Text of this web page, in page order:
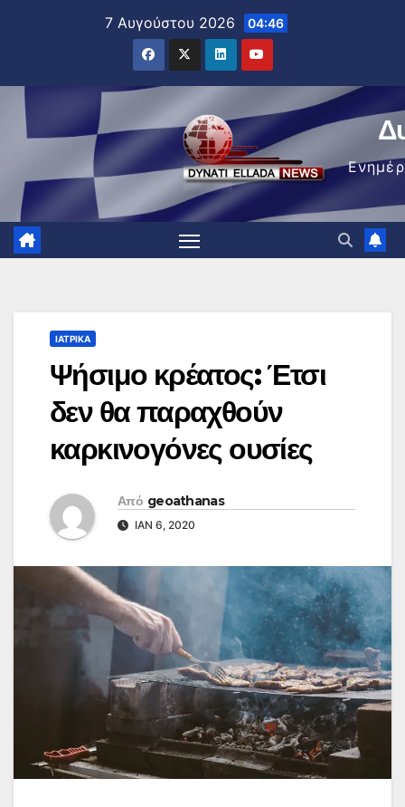
7 Αυγούστου 2026 04:46
ΙΑΤΡΙΚΆ
Ψήσιμο κρέατος: Έτσι
δεν θα παραχθούν
καρκινογόνες ουσίες
Από geoathanas
ΙΑΝ 6, 2020